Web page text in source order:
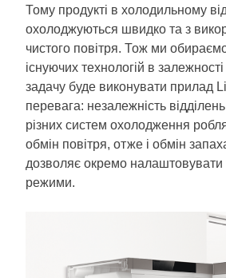
Тому продукті в холодильному
охолоджуються швидко та з
чистого повітря. Тож ми
існуючих технологій в залежності
задачу буде виконувати прилад
перевага: незалежність
різних систем охолодження
обмін повітря, отже і обмін
дозволяє окремо налаштовувати
режими.